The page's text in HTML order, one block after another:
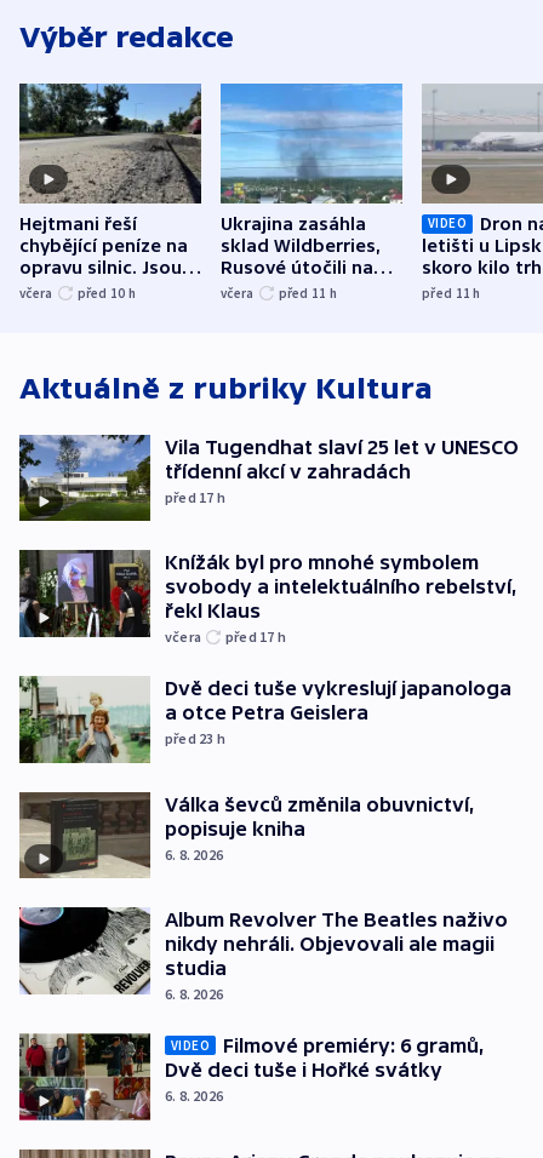
Výběr redakce
Hejtmani řeší
chybějící peníze na
opravu silnic. Jsou
nenárokové, namítá
včera před 10 h
Ukrajina zasáhla
sklad Wildberries,
Rusové útočili na
trh, hasiče či
včera před 11 h
VIDEO
Dron
letišti u
skoro kilo
indicie
před 11h
Aktuálně z rubriky Kultura
Vila Tugendhat slaví 25 let v UNESCO
třídenní akcí v zahradách
před 17 h
Knížák byl pro mnohé symbolem
svobody a intelektuálního rebelství,
řekl Klaus
včera před 17 h
Dvě deci tuše vykreslují japanologa
a otce Petra Geislera
před 23 h
Válka ševců změnila obuvnictví,
popisuje kniha
6. 8. 2026
Album Revolver The Beatles naživo
nikdy nehráli. Objevovali ale magii
studia
6. 8. 2026
VIDEO
Filmové premiéry: 6 gramů,
Dvě deci tuše i Hořké svátky
6. 8. 2026